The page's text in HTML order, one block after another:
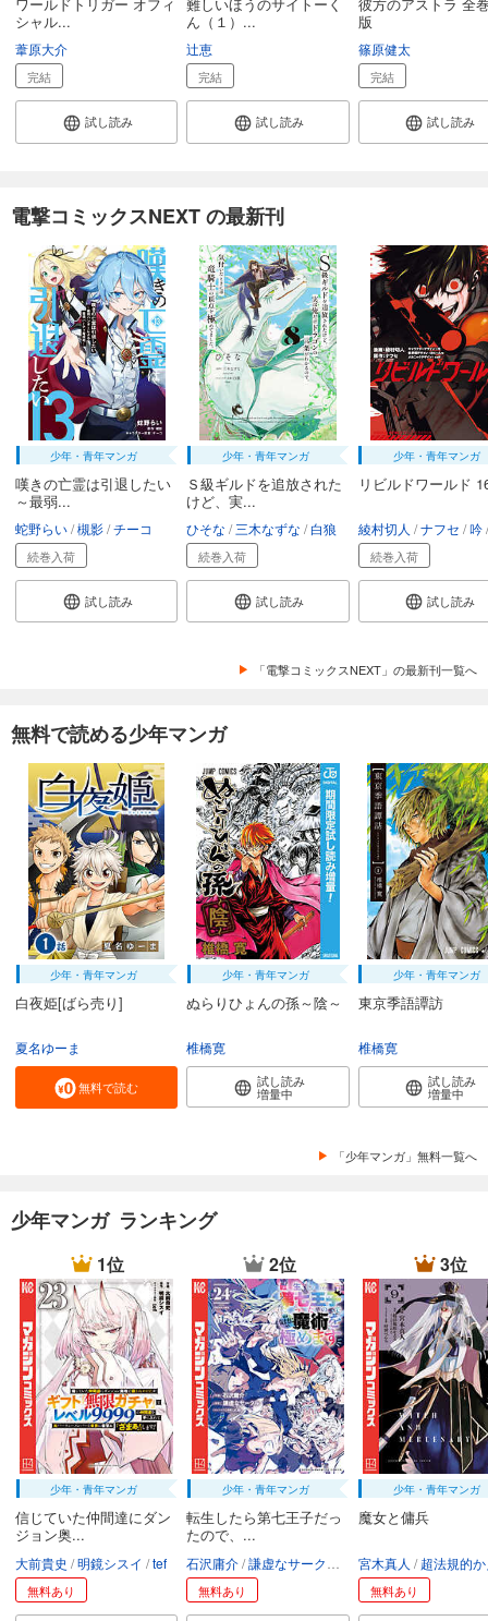
シャル...
葦原大介
完結
試し読み
ん（１）...
辻恵
完結
試し読み
版
篠原健太
完結
試し読み
電撃コミックスNEXT の最新刊
少年・青年マンガ
嘆きの亡霊は引退したい
～最弱...
蛇野らい 槻影 チーコ
続巻入荷
試し読み
少年・青年マンガ
Ｓ級ギルドを追放された
けど、実...
ひそな 三木なずな 白狼
続巻入荷
試し読み
少年・青年マンガ
リビルドワールド
綾村切人 ナフセ 吟
続巻入荷
試し読み
「電撃コミックスNEXT」の最新刊一覧へ
無料で読める少年マンガ
少年・青年マンガ
白夜姫[ばら売り]
夏名ゆーま
無料で読む
少年・青年マンガ
ぬらりひょんの孫～陰～
椎橋寛
試し読み
増量中
少年・青年マンガ
東京季語譚訪
椎橋寛
試し読み
増量中
「少年マンガ」無料一覧へ
少年マンガ ランキング
1位
少年・青年マンガ
信じていた仲間達にダン
ジョン奥...
大前貴史 明鏡シスイ tef
無料あり
2位
少年・青年マンガ
転生したら第七王子だっ
たので、...
石沢庸介 謙虚なサークル メル。
無料あり
3位
少年・青年マンガ
魔女と傭兵
宮木真人 超法規的か
無料あり